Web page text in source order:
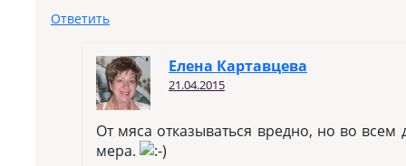
Ответить
Елена Картавцева
21.04.2015
От мяса отказываться вредно, но во
мера.